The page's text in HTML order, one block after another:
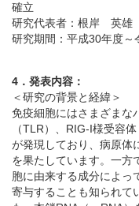
確立
研究代表者：根岸 英雄
研究期間：平成30年度～
4．発表内容：
＜研究の背景と経緯＞
免疫細胞にはさまざまな
（TLR）、RIG-I様受容
が発現しており、病原体
を果たしています。一方
胞に由来する成分によっ
寄与することも知られて